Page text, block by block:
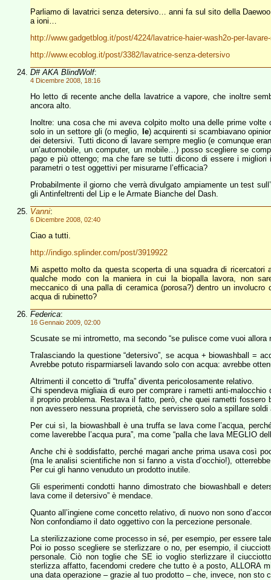
Parliamo di lavatrici senza detersivo… anni fa sul sito della
a ioni…
http://www.gadgetblog.it/post/4224/lavatrice-haier-wash2o-per-
http://www.ecoblog.it/post/3382/lavatrice-senza-detersivo
D# AKA BlindWolf:
4 Dicembre 2008, 18:16
Ho letto di recente anche della lavatrice a vapore, che inoltre
ancora alto.
Inoltre: una cosa che mi aveva colpito molto una delle prime
solo in un settore gli (o meglio,
le) acquirenti si scambiavano
dei detersivi. Tutti dicono di lavare sempre meglio (e comunque
un’automobile, un computer, un mobile…) posso scegliere se
pago e più ottengo; ma che fare se tutti dicono di essere i migliori
parametri o test oggettivi per misurarne l’efficacia?
Probabilmente il giorno che verrà divulgato ampiamente un test
gli Antinfeltrenti del Lip e le Armate Bianche del Dash.
Vanni:
6 Dicembre 2008, 02:40
Ciao a tutti.
http://indigo.splinder.com/post/3919922
Mi aspetto molto da questa scoperta di una squadra di
qualche modo con la maniera in cui la biopalla lavora, non
meccanico di una palla di ceramica (porosa?) dentro un
acqua di rubinetto?
Federica:
16 Gennaio 2009, 02:00
Scusate se mi intrometto, ma secondo “se pulisce come vuoi allora
Tralasciando la questione “detersivo”, se acqua + biowashball =
Avrebbe potuto risparmiarseli lavando solo con acqua: avrebbe
Altrimenti il concetto di “truffa” diventa pericolosamente relativo.
Chi spendeva migliaia di euro per comprare i rametti anti-
il proprio problema. Restava il fatto, però, che quei rametti
non avessero nessuna proprietà, che servissero solo a spillare soldi
Per cui sì, la biowashball è una truffa se lava come l’acqua,
come laverebbe l’acqua pura”, ma come “palla che lava MEGLIO
Anche chi è soddisfatto, perché magari anche prima usava così
(ma le analisi scientifiche non si fanno a vista d’occhio!),
Per cui gli hanno venuduto un prodotto inutile.
Gli esperimenti condotti hanno dimostrato che biowashball e
lava come il detersivo” è mendace.
Quanto all’ingiene come concetto relativo, di nuovo non sono
Non confondiamo il dato oggettivo con la percezione personale.
La sterilizzazione come processo in sé, per esempio, per essere
Poi io posso scegliere se sterlizzare o no, per esempio, il
personale. Ciò non toglie che SE io voglio sterlizzare il
sterlizza affatto, facendomi credere che tutto è a posto, ALLORA
una data operazione – grazie al tuo prodotto – che, invece, non sto